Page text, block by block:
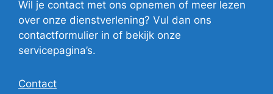
Wil je contact met ons opnemen of meer lezen
over onze dienstverlening? Vul dan ons
contactformulier in of bekijk onze
servicepagina’s.
Contact